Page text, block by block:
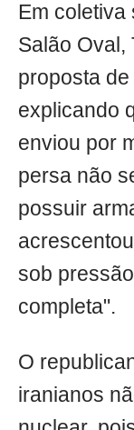
Em
Salão Oval,
proposta
explicando
enviou por
persa não
possuir
sob
completa".
O
iranianos